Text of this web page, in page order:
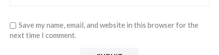
Save my name, email, and website in this browser for the
next time I comment.